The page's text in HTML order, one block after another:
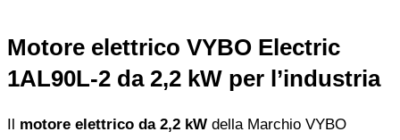
Motore elettrico VYBO Electric
1AL90L-2 da 2,2 kW per l’industria
motore elettrico da 2,2 kW della Marchio VYBO